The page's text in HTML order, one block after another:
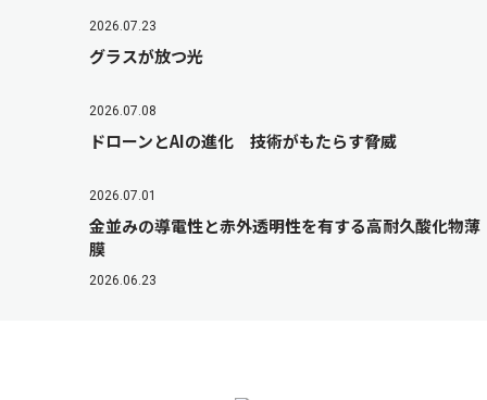
2026.07.23
グラスが放つ光
2026.07.08
ドローンとAIの進化 技術がもたらす脅威
2026.07.01
金並みの導電性と赤外透明性を有する高耐久酸化物薄
膜
2026.06.23